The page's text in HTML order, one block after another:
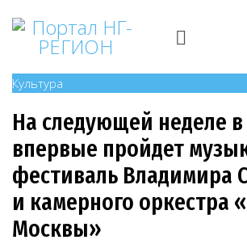
Культура
На следующей неделе
впервые пройдет
фестиваль Владимира
и камерного оркестра
Москвы»